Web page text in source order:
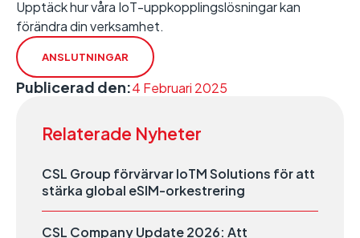
Upptäck hur våra IoT-uppkopplingslösningar kan
förändra din verksamhet.
ANSLUTNINGAR
Publicerad den:4 Februari 2025
Relaterade Nyheter
CSL Group förvärvar IoTM Solutions för att
stärka global eSIM-orkestrering
CSL Company Update 2026: Att